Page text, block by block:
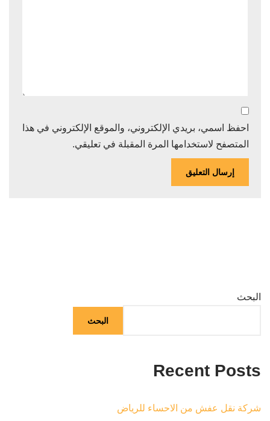
احفظ اسمي، بريدي الإلكتروني، والموقع الإلكتروني في هذا
المتصفح لاستخدامها المرة المقبلة في تعليقي.
البحث
البحث
Recent Posts
شركة نقل عفش من الاحساء للرياض